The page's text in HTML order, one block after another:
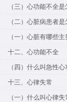
（三）心功能不全
（二）心脏病患者
（一）心脏有哪些
十二、心功能不全
（四）什么叫急性
十三、心律失常
（一）什么叫心律失